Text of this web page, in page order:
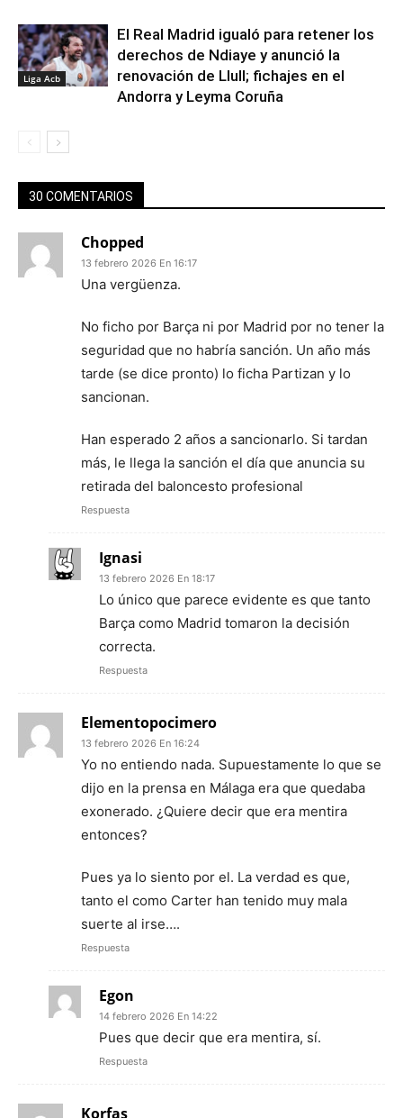
Liga Acb
El Real Madrid igualó para retener los
derechos de Ndiaye y anunció la
renovación de Llull; fichajes en el
Andorra y Leyma Coruña
30 COMENTARIOS
Chopped
13 febrero 2026 En 16:17
Una vergüenza.
No ficho por Barça ni por Madrid por no tener la
seguridad que no habría sanción. Un año más
tarde (se dice pronto) lo ficha Partizan y lo
sancionan.
Han esperado 2 años a sancionarlo. Si tardan
más, le llega la sanción el día que anuncia su
retirada del baloncesto profesional
Respuesta
Ignasi
13 febrero 2026 En 18:17
Lo único que parece evidente es que tanto
Barça como Madrid tomaron la decisión
correcta.
Respuesta
Elementopocimero
13 febrero 2026 En 16:24
Yo no entiendo nada. Supuestamente lo que se
dijo en la prensa en Málaga era que quedaba
exonerado. ¿Quiere decir que era mentira
entonces?
Pues ya lo siento por el. La verdad es que,
tanto el como Carter han tenido muy mala
suerte al irse….
Respuesta
Egon
14 febrero 2026 En 14:22
Pues que decir que era mentira, sí.
Respuesta
Korfas